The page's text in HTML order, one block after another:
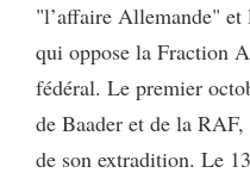
"l’affaire Allemande" et
qui oppose la Fraction
fédéral. Le premier
de Baader et de la
de son extradition. Le